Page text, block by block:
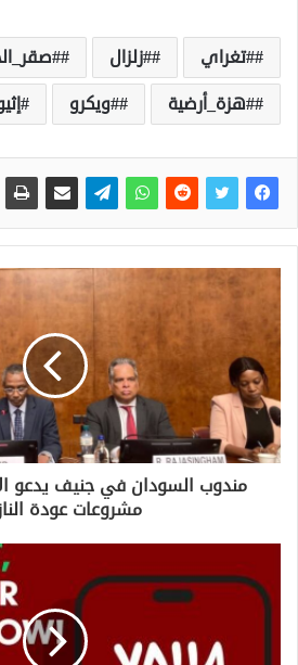
#تغراي #زلزال
#هزة_أرضية
#ويكرو
مندوب السودان في جنيف يدعو
مشروعات عودة